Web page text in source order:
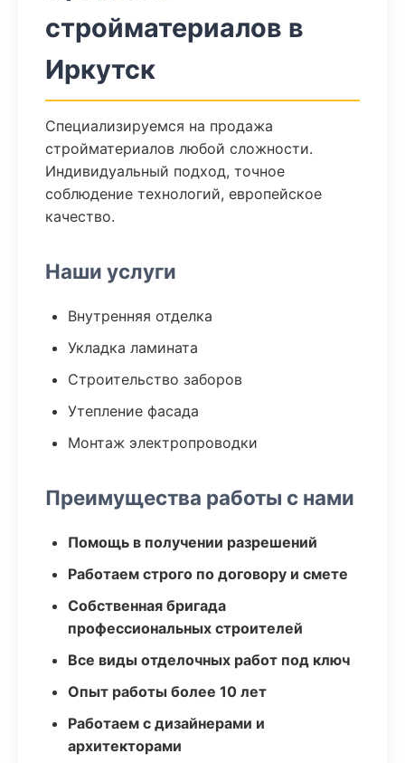
стройматериалов в
Иркутск
Специализируемся на продажа
стройматериалов любой сложности.
Индивидуальный подход, точное
соблюдение технологий, европейское
качество.
Наши услуги
Внутренняя отделка
Укладка ламината
Строительство заборов
Утепление фасада
Монтаж электропроводки
Преимущества работы с нами
Помощь в получении разрешений
Работаем строго по договору и смете
Собственная бригада
профессиональных строителей
Все виды отделочных работ под ключ
Опыт работы более 10 лет
Работаем с дизайнерами и
архитекторами